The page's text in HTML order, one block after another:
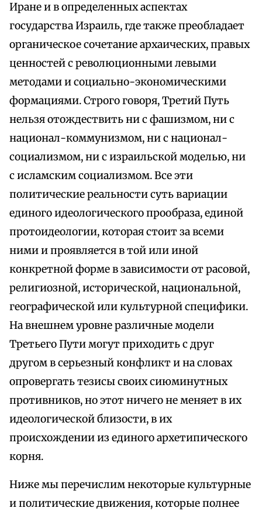
Иране и в определенных аспектах
государства Израиль, где также преобладает
органическое сочетание архаических, правых
ценностей с революционными левыми
методами и социально-экономическими
формациями. Строго говоря, Третий Путь
нельзя отождествить ни с фашизмом, ни с
национал-коммунизмом, ни с национал-
социализмом, ни с израильской моделью, ни
с исламским социализмом. Все эти
политические реальности суть вариации
единого идеологического прообраза, единой
протоидеологии, которая стоит за всеми
ними и проявляется в той или иной
конкретной форме в зависимости от расовой,
религиозной, исторической, национальной,
географической или культурной специфики.
На внешнем уровне различные модели
Третьего Пути могут приходить с друг
другом в серьезный конфликт и на словах
опровергать тезисы своих сиюминутных
противников, но этот ничего не меняет в их
идеологической близости, в их
происхождении из единого архетипического
корня.
Ниже мы перечислим некоторые культурные
и политические движения, которые полнее